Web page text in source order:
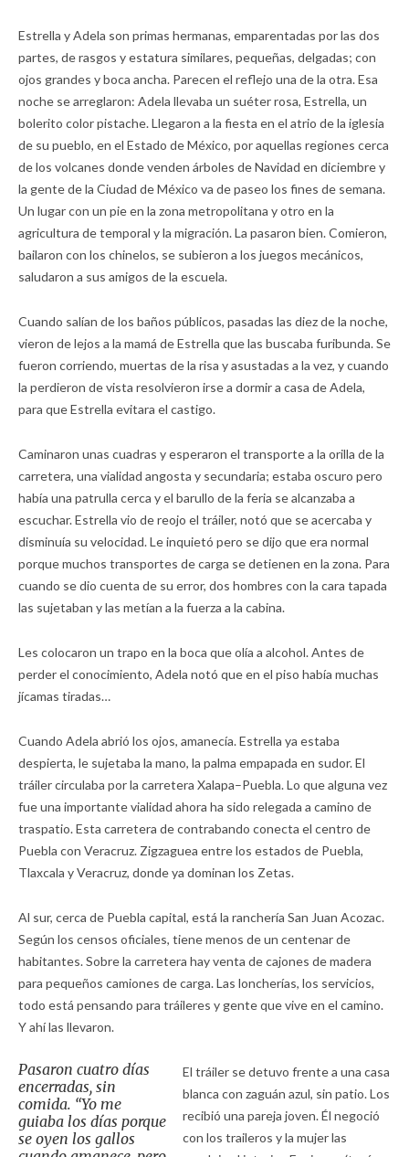
Estrella y Adela son primas hermanas, emparentadas por las dos
partes, de rasgos y estatura similares, pequeñas, delgadas; con
ojos grandes y boca ancha. Parecen el reflejo una de la otra. Esa
noche se arreglaron: Adela llevaba un suéter rosa, Estrella, un
bolerito color pistache. Llegaron a la fiesta en el atrio de la iglesia
de su pueblo, en el Estado de México, por aquellas regiones cerca
de los volcanes donde venden árboles de Navidad en diciembre y
la gente de la Ciudad de México va de paseo los fines de semana.
Un lugar con un pie en la zona metropolitana y otro en la
agricultura de temporal y la migración. La pasaron bien. Comieron,
bailaron con los chinelos, se subieron a los juegos mecánicos,
saludaron a sus amigos de la escuela.
Cuando salían de los baños públicos, pasadas las diez de la noche,
vieron de lejos a la mamá de Estrella que las buscaba furibunda. Se
fueron corriendo, muertas de la risa y asustadas a la vez, y cuando
la perdieron de vista resolvieron irse a dormir a casa de Adela,
para que Estrella evitara el castigo.
Caminaron unas cuadras y esperaron el transporte a la orilla de la
carretera, una vialidad angosta y secundaria; estaba oscuro pero
había una patrulla cerca y el barullo de la feria se alcanzaba a
escuchar. Estrella vio de reojo el tráiler, notó que se acercaba y
disminuía su velocidad. Le inquietó pero se dijo que era normal
porque muchos transportes de carga se detienen en la zona. Para
cuando se dio cuenta de su error, dos hombres con la cara tapada
las sujetaban y las metían a la fuerza a la cabina.
Les colocaron un trapo en la boca que olía a alcohol. Antes de
perder el conocimiento, Adela notó que en el piso había muchas
jícamas tiradas…
Cuando Adela abrió los ojos, amanecía. Estrella ya estaba
despierta, le sujetaba la mano, la palma empapada en sudor. El
tráiler circulaba por la carretera Xalapa–Puebla. Lo que alguna vez
fue una importante vialidad ahora ha sido relegada a camino de
traspatio. Esta carretera de contrabando conecta el centro de
Puebla con Veracruz. Zigzaguea entre los estados de Puebla,
Tlaxcala y Veracruz, donde ya dominan los Zetas.
Al sur, cerca de Puebla capital, está la ranchería San Juan Acozac.
Según los censos oficiales, tiene menos de un centenar de
habitantes. Sobre la carretera hay venta de cajones de madera
para pequeños camiones de carga. Las loncherías, los servicios,
todo está pensando para tráileres y gente que vive en el camino.
Y ahí las llevaron.
Pasaron cuatro días
encerradas, sin
comida. “Yo me
guiaba los días porque
se oyen los gallos
El tráiler se detuvo frente a una casa
blanca con zaguán azul, sin patio. Los
recibió una pareja joven. Él negoció
con los traileros y la mujer las